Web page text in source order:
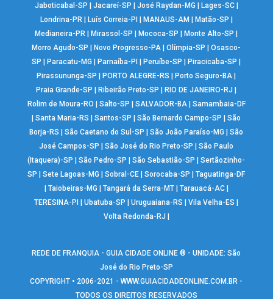
Jaboticabal-SP | Jacareí-SP | José Raydan-MG | Lages-SC|
Londrina-PR | Luís Correia-PI | MANAUS-AM | Matão-SP |
Medianeira-PR |Mirassol-SP |Mococa-SP |Monte Alto-SP |
Morro Agudo-SP |Novo Progresso-PA |Olímpia-SP |Osasco-
SP |Paracatu-MG |Parnaíba-PI |Peruíbe-SP |Piracicaba-SP |
Pirassununga-SP |PORTO ALEGRE-RS |Porto Seguro-BA |
Praia Grande-SP |Ribeirão Preto-SP |RIO DE JANEIRO-RJ |
Rolim de Moura-RO | Salto-SP | SALVADOR-BA| Samambaia-DF
|Santa Maria-RS |Santos-SP |São Bernardo Campo-SP |São
Borja-RS |São Caetano do Sul-SP |São João Paraíso-MG |São
José Campos-SP |São José do Rio Preto-SP |São Paulo
(Itaquera)-SP |São Pedro-SP |São Sebastião-SP |Sertãozinho-
SP |Sete Lagoas-MG |Sobral-CE |Sorocaba-SP |Taguatinga-DF
| Taiobeiras-MG | Tangará da Serra-MT| Tarauacá-AC|
TERESINA-PI |Ubatuba-SP |Uruguaiana-RS |Vila Velha-ES |
Volta Redonda-RJ |
REDE DE FRANQUIA - GUIA CIDADE ONLINE ® - UNIDADE: São
José do Rio Preto-SP
COPYRIGHT • 2006-2021 -WWW.GUIACIDADEONLINE.COM.BR -
TODOS OS DIREITOS RESERVADOS